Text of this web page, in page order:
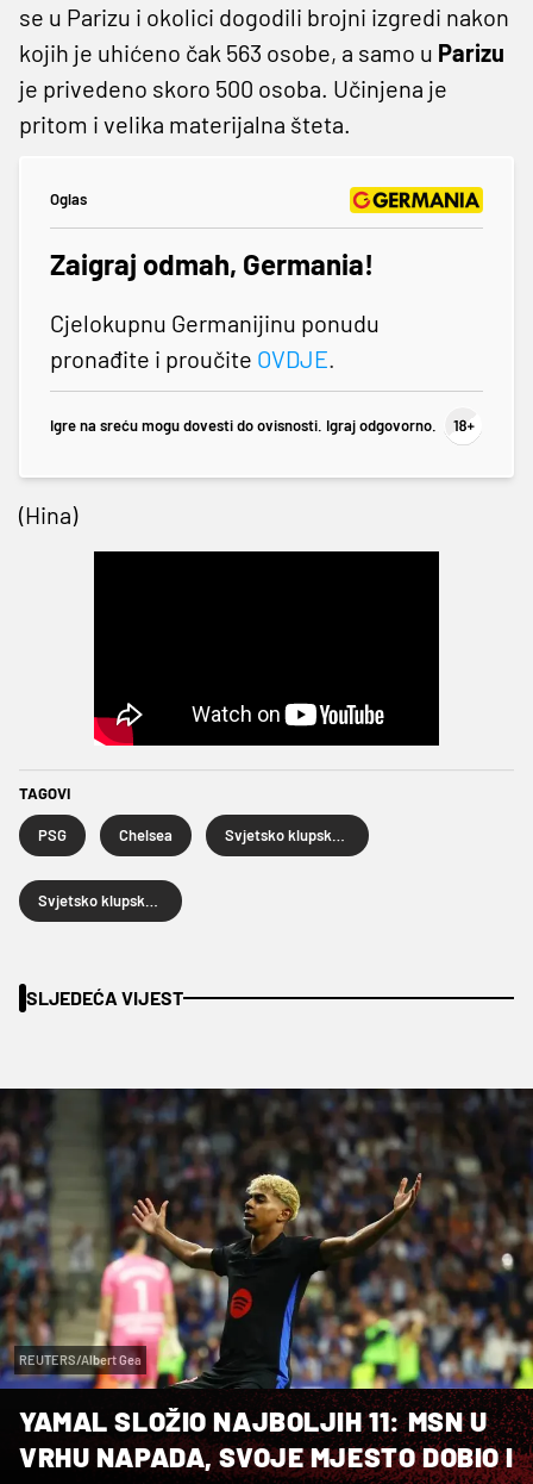
se u Parizu i okolici dogodili brojni izgredi nakon
kojih je uhićeno čak 563 osobe, a samo u Parizu
je privedeno skoro 500 osoba. Učinjena je
pritom i velika materijalna šteta.
Oglas
Zaigraj odmah, Germania!
Cjelokupnu Germanijinu ponudu
pronađite i proučite OVDJE.
Igre na sreću mogu dovesti do ovisnosti. Igraj odgovorno.
(Hina)
TAGOVI
PSG Chelsea
SLJEDEĆA VIJEST
REUTERS/Albert Gea
YAMAL SLOŽIO NAJBOLJIH 11: MSN U
VRHU NAPADA, SVOJE MJESTO DOBIO I